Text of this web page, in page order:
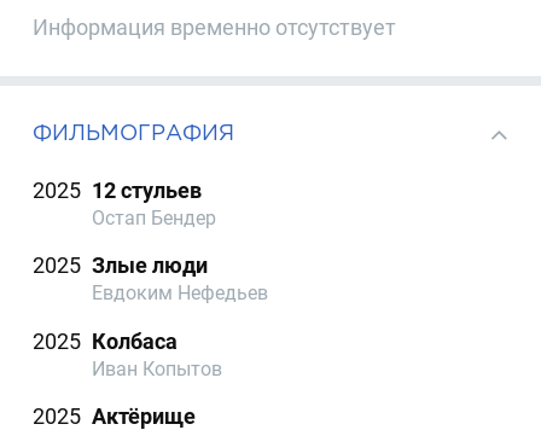
Информация временно отсутствует
ФИЛЬМОГРАФИЯ
2025 12 стульев
Остап Бендер
2025 Злые люди
Евдоким Нефедьев
2025 Колбаса
Иван Копытов
2025 Актёрище